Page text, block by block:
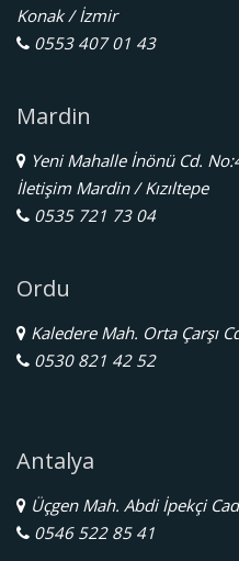
Konak / İzmir
0553 407 01 43
Mardin
Yeni Mahalle İnönü Cd.
İletişim Mardin / Kızıltepe
0535 721 73 04
Ordu
Kaledere Mah. Orta Çarşı
0530 821 42 52
Antalya
Üçgen Mah. Abdi İpekçi
0546 522 85 41